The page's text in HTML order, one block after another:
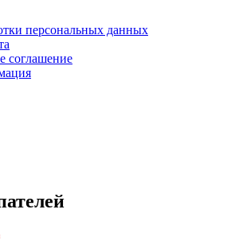
персональных данных
соглашение